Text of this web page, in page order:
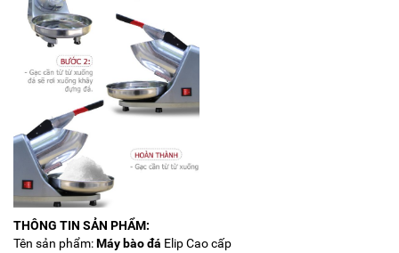
THÔNG TIN SẢN PHẨM:
Tên sản phẩm:Máy bào đá Elip Cao cấp